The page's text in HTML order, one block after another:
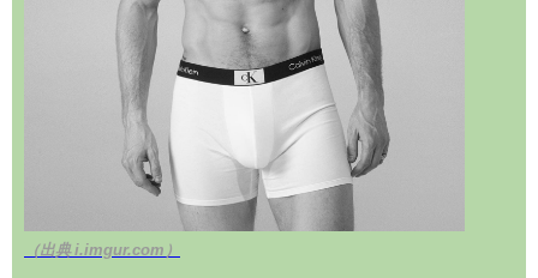
（出典 i.imgur.com）